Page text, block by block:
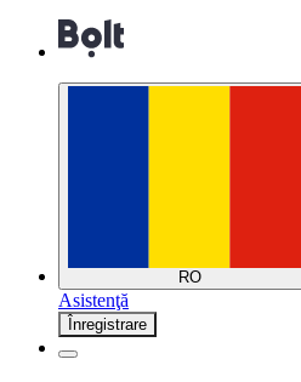
RO
Asistenţă
Înregistrare